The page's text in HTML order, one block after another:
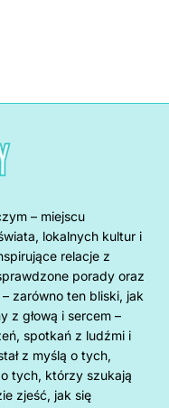
– miejscu
lokalnych kultur i
relacje z
porady oraz
zarówno ten bliski, jak
z głową i sercem –
spotkań z ludźmi i
z myślą o tych,
tych, którzy szukają
zjeść, jak się